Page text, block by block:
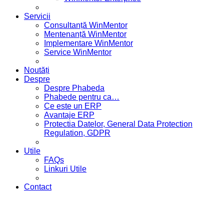
Servicii
Consultanță WinMentor
Mentenanță WinMentor
Implementare WinMentor
Service WinMentor
Noutăți
Despre
Despre Phabeda
Phabede pentru ca…
Ce este un ERP
Avantaje ERP
Protectia Datelor, General Data Protection
Regulation, GDPR
Utile
FAQs
Linkuri Utile
Contact